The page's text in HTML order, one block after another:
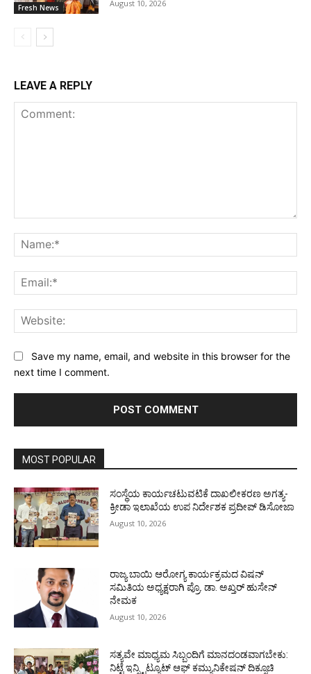
Fresh News August 10, 2026
LEAVE A REPLY
Save my name, email, and website in this browser for the
next time I comment.
MOST POPULAR
ಸಂಸ್ಥೆಯ ಕಾರ್ಯಚಟುವಟಿಕೆ ದಾಖಲೀಕರಣ ಅಗತ್ಯ-
ಕ್ರೀಡಾ ಇಲಾಖೆಯ ಉಪ ನಿರ್ದೇಶಕ ಪ್ರದೀಪ್ ಡಿಸೋಜಾ
August 10, 2026
ರಾಜ್ಯ ಬಾಯಿ ಆರೋಗ್ಯ ಕಾರ್ಯಕ್ರಮದ ವಿಷನ್
ಸಮಿತಿಯ ಅಧ್ಯಕ್ಷರಾಗಿ ಪ್ರೊ. ಡಾ. ಅಖ್ತರ್ ಹುಸೇನ್
ನೇಮಕ
August 10, 2026
ಸತ್ಯವೇ ಮಾಧ್ಯಮ ಸಿಬ್ಬಂದಿಗೆ ಮಾನದಂಡವಾಗಬೇಕು:
ನಿಟ್ಟೆ ಇನ್ಸ್ಟಿಟ್ಯೂಟ್ ಆಫ್ ಕಮ್ಯುನಿಕೇಷನ್ ದಿಕ್ಸೂಚಿ